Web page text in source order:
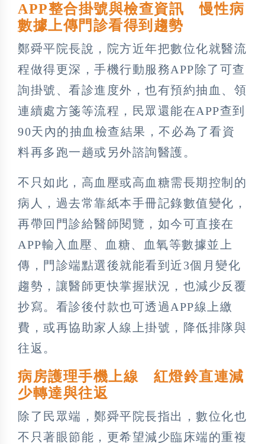
APP整合掛號與檢查資訊 慢性病
數據上傳門診看得到趨勢
鄭舜平院長說，院方近年把數位化就醫流
程做得更深，手機行動服務APP除了可查
詢掛號、看診進度外，也有預約抽血、領
連續處方箋等流程，民眾還能在APP查到
90天內的抽血檢查結果，不必為了看資
料再多跑一趟或另外諮詢醫護。
不只如此，高血壓或高血糖需長期控制的
病人，過去常靠紙本手冊記錄數值變化，
再帶回門診給醫師閱覽，如今可直接在
APP輸入血壓、血糖、血氧等數據並上
傳，門診端點選後就能看到近3個月變化
趨勢，讓醫師更快掌握狀況，也減少反覆
抄寫。看診後付款也可透過APP線上繳
費，或再協助家人線上掛號，降低排隊與
往返。
病房護理手機上線 紅燈鈴直連減
少轉達與往返
除了民眾端，鄭舜平院長指出，數位化也
不只著眼節能，更希望減少臨床端的重複